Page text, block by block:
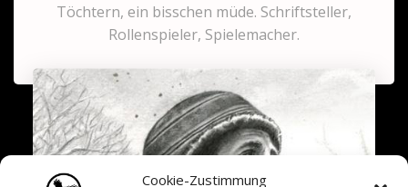
Cookie-Zustimmung
Töchtern, ein bisschen müde. Schriftsteller,
Rollenspieler, Spielemacher.